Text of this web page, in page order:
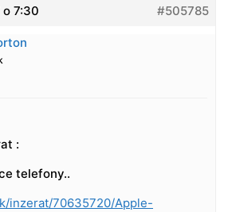
7:30 #505785
:
telefony..
inzerat/70635720/Apple-